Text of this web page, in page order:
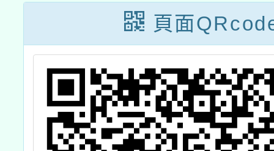
增能研習計畫
英語
統家
頁面